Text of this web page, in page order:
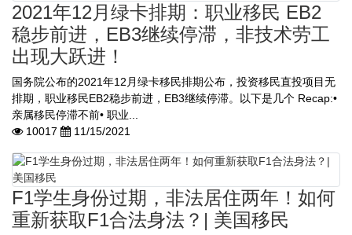
2021年12月绿卡排期：职业移民 EB2
稳步前进，EB3继续停滞，非技术劳工
出现大跃进！
国务院公布的2021年12月绿卡移民排期公布，投资移民直投项目无
排期，职业移民EB2稳步前进，EB3继续停滞。以下是几个 Recap:•
亲属移民停滞不前• 职业...
10017
11/15/2021
F1学生身份过期，非法居住两年！如何
重新获取F1合法身法？| 美国移民